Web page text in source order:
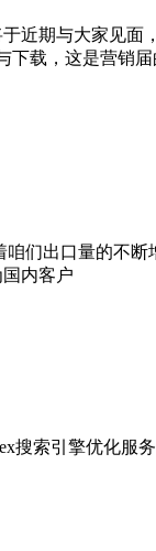
近期与大家见
下载，这是营销
出口量的不断
内客户
索引擎优化服